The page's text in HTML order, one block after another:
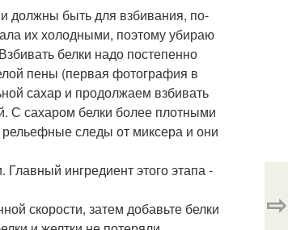
должны быть для взбивания, по-
их холодными, поэтому убираю
белки надо постепенно
пены (первая фотография в
сахар и продолжаем взбивать
С сахаром белки более плотными
следы от миксера и они
ингредиент этого этапа -
скорости, затем добавьте белки
⇨